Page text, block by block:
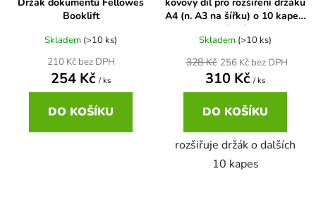
Booklift
Skladem (>10 ks)
210 Kč bez DPH
254 Kč / ks
DO KOŠÍKU
A4 (n. A3 na šířku) o 10 kapes,
šedý
Skladem (>10 ks)
256 Kč bez DPH
310 Kč / ks
328 Kč
DO KOŠÍKU
rozšiřuje držák o dalších
10 kapes